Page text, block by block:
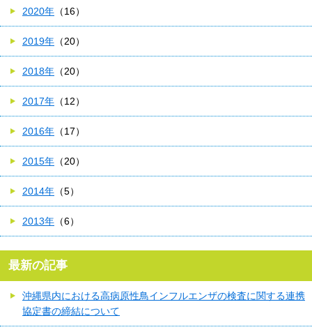
2020年 （16）
2019年 （20）
2018年 （20）
2017年 （12）
2016年 （17）
2015年 （20）
2014年 （5）
2013年 （6）
最新の記事
沖縄県内における高病原性鳥インフルエンザの検査に関する連携
協定書の締結について